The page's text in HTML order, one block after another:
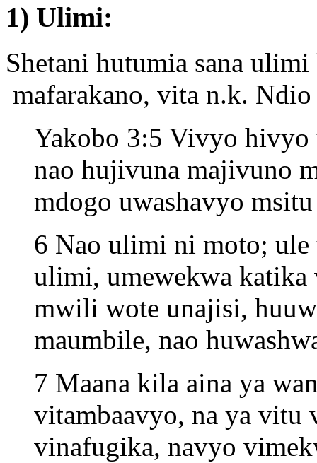
1) Ulimi:
Shetani hutumia sana
mafarakano, vita n.k. Ndio
Yakobo 3:5 Vivyo
nao hujivuna majivuno
mdogo uwashavyo
6 Nao ulimi ni moto;
ulimi, umewekwa
mwili wote unajisi,
maumbile, nao
7 Maana kila aina ya
vitambaavyo, na ya
vinafugika, navyo